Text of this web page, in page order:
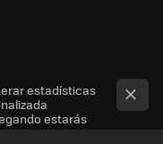
estadísticas
estarás